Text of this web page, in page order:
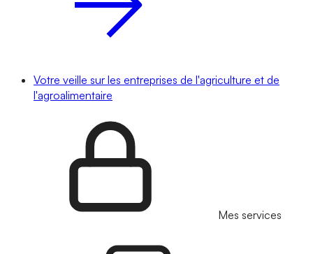
Votre veille sur les entreprises de l'agriculture et de
l'agroalimentaire
Mes services